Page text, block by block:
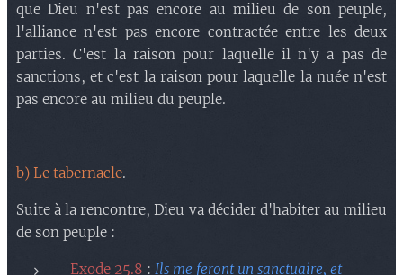
que Dieu n'est pas encore au milieu de son peuple,
l'alliance n'est pas encore contractée entre les deux
parties. C'est la raison pour laquelle il n'y a pas de
sanctions, et c'est la raison pour laquelle la nuée n'est
pas encore au milieu du peuple.
b) Le tabernacle.
Suite à la rencontre, Dieu va décider d'habiter au milieu
de son peuple :
Exode 25.8 : Ils me feront un sanctuaire, et